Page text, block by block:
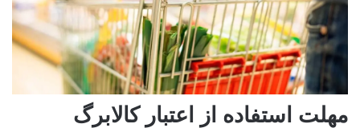
مهلت استفاده از اعتبار کالابرگ